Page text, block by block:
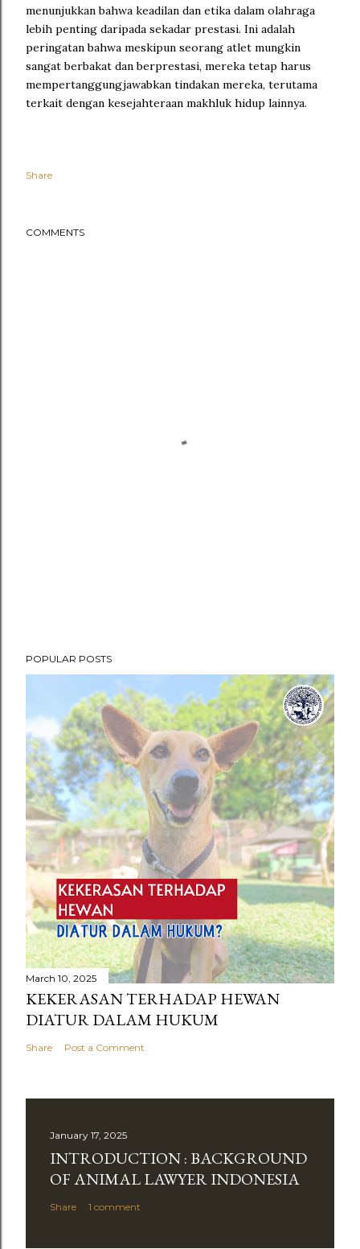
menunjukkan bahwa keadilan dan etika dalam olahraga
lebih penting daripada sekadar prestasi. Ini adalah
peringatan bahwa meskipun seorang atlet mungkin
sangat berbakat dan berprestasi, mereka tetap harus
mempertanggungjawabkan tindakan mereka, terutama
terkait dengan kesejahteraan makhluk hidup lainnya.
Share
COMMENTS
POPULAR POSTS
March 10, 2025
KEKERASAN TERHADAP HEWAN
DIATUR DALAM HUKUM
Share Post a Comment
January 17, 2025
INTRODUCTION : BACKGROUND
OF ANIMAL LAWYER INDONESIA
Share 1 comment